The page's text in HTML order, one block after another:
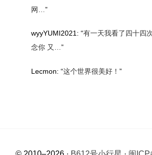
网…”
wyyYUMI2021: “有一天我看了四十四
念你 又…”
Lecmon: “这个世界很美好！”